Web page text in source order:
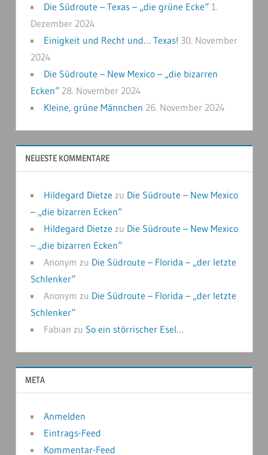
Die Südroute – Texas – „die grüne Ecke“ 1.
Dezember 2024
Einigkeit und Recht und… Texas! 30. November
2024
Die Südroute – New Mexico – „die bizarren
Ecken“ 28. November 2024
Kleine, grüne Männchen 26. November 2024
NEUESTE KOMMENTARE
Hildegard Dietze zu Die Südroute – New Mexico
– „die bizarren Ecken“
Hildegard Dietze zu Die Südroute – New Mexico
– „die bizarren Ecken“
Anonym zu Die Südroute – Florida – „der letzte
Schlenker“
Anonym zu Die Südroute – Florida – „der letzte
Schlenker“
Fabian zu So ein störrischer Esel…
META
Anmelden
Eintrags-Feed
Kommentar-Feed